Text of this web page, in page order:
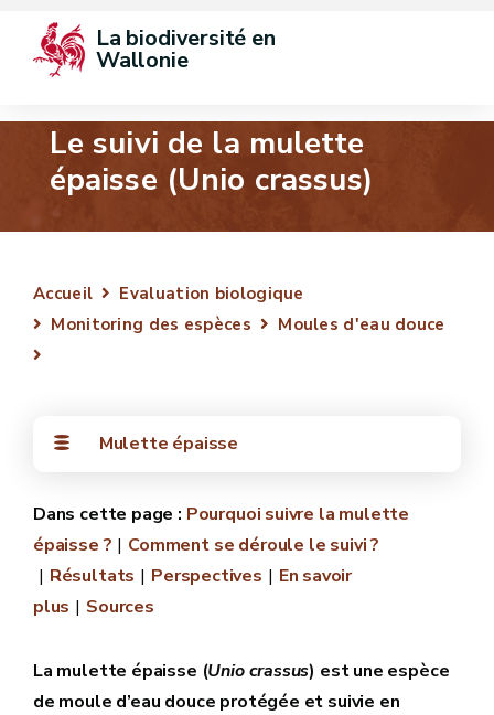
La biodiversité en
Wallonie
Le suivi de la mulette
épaisse (Unio crassus)
Accueil
Evaluation biologique
Monitoring des espèces
Moules d'eau douce
Mulette épaisse
Pourquoi suivre la mulette
épaisse ?
Comment se déroule le suivi ?
Résultats
Perspectives
En savoir
plus
Sources
La mulette épaisse (Unio crassus) est une espèce
de moule d’eau douce protégée et suivie en